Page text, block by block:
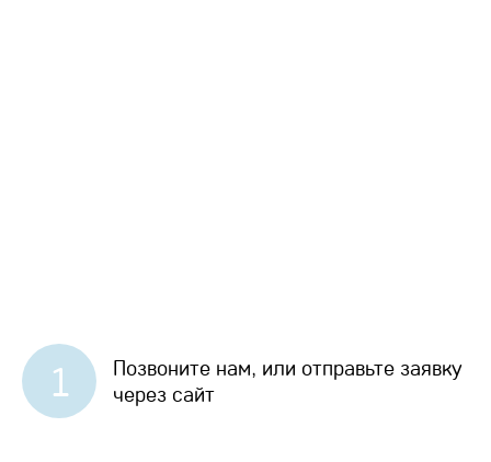
1
Позвоните нам, или отправьте заявку
через сайт